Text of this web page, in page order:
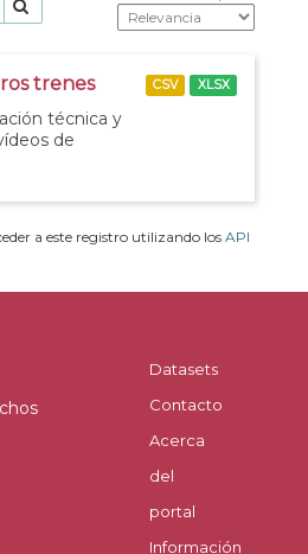
trenes
técnica y
de
CSV XLSX
a este registro utilizando los API
Datasets
Contacto
Acerca
del
portal
Información